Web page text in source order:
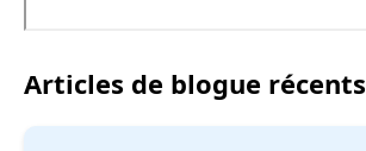
Articles de blogue récents